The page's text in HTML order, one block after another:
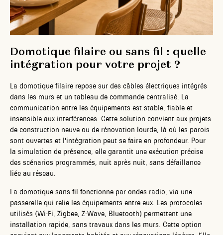
Domotique filaire ou sans fil : quelle
intégration pour votre projet ?
La domotique filaire repose sur des câbles électriques intégrés
dans les murs et un tableau de commande centralisé. La
communication entre les équipements est stable, fiable et
insensible aux interférences. Cette solution convient aux projets
de construction neuve ou de rénovation lourde, là où les parois
sont ouvertes et l'intégration peut se faire en profondeur. Pour
la simulation de présence, elle garantit une exécution précise
des scénarios programmés, nuit après nuit, sans défaillance
liée au réseau.
La domotique sans fil fonctionne par ondes radio, via une
passerelle qui relie les équipements entre eux. Les protocoles
utilisés (Wi-Fi, Zigbee, Z-Wave, Bluetooth) permettent une
installation rapide, sans travaux dans les murs. Cette option